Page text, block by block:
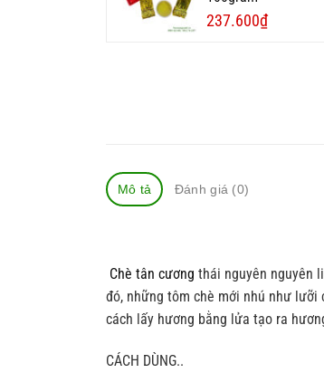
237.600₫
Mô tả Đánh giá (0)
Chè tân cương thái nguyên nguyên
đó, những tôm chè mới nhú như
cách lấy hương bằng lửa tạo ra
CÁCH DÙNG..